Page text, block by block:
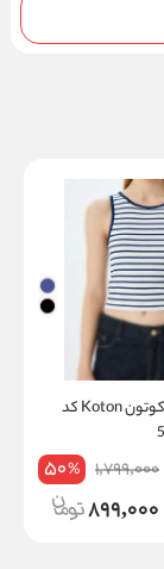
تاپ راه راه زنانه کوتون Koton کد
1,799,000
50%
899,000